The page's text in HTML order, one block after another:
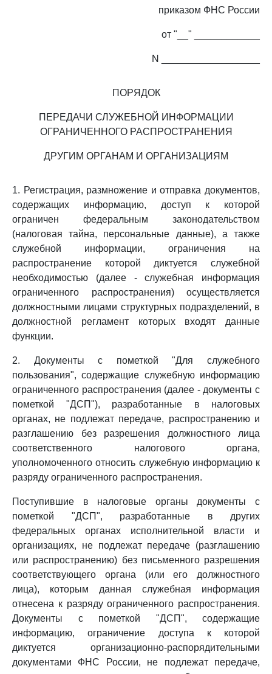
приказом ФНС России
от "__" ____________
N __________________
ПОРЯДОК
ПЕРЕДАЧИ СЛУЖЕБНОЙ ИНФОРМАЦИИ
ОГРАНИЧЕННОГО РАСПРОСТРАНЕНИЯ
ДРУГИМ ОРГАНАМ И ОРГАНИЗАЦИЯМ
1. Регистрация, размножение и отправка документов,
содержащих информацию, доступ к которой
ограничен федеральным законодательством
(налоговая тайна, персональные данные), а также
служебной информации, ограничения на
распространение которой диктуется служебной
необходимостью (далее - служебная информация
ограниченного распространения) осуществляется
должностными лицами структурных подразделений, в
должностной регламент которых входят данные
функции.
2. Документы с пометкой "Для служебного
пользования", содержащие служебную информацию
ограниченного распространения (далее - документы с
пометкой "ДСП"), разработанные в налоговых
органах, не подлежат передаче, распространению и
разглашению без разрешения должностного лица
соответственного налогового органа,
уполномоченного относить служебную информацию к
разряду ограниченного распространения.
Поступившие в налоговые органы документы с
пометкой "ДСП", разработанные в других
федеральных органах исполнительной власти и
организациях, не подлежат передаче (разглашению
или распространению) без письменного разрешения
соответствующего органа (или его должностного
лица), которым данная служебная информация
отнесена к разряду ограниченного распространения.
Документы с пометкой "ДСП", содержащие
информацию, ограничение доступа к которой
диктуется организационно-распорядительными
документами ФНС России, не подлежат передаче,